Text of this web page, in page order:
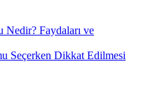
Faydaları ve
Seçerken Dikkat Edilmesi